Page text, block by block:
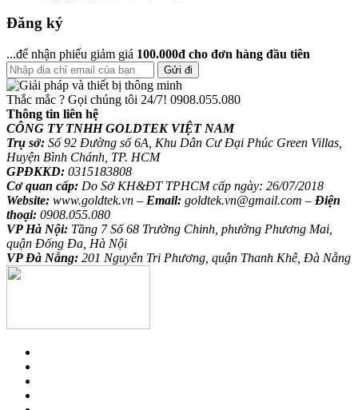
Đăng ký
...để nhận phiếu giảm giá 100.000đ cho đơn hàng đầu tiên
Gửi đi
Thắc mắc ? Gọi chúng tôi 24/7! 0908.055.080
Thông tin liên hệ
CÔNG TY TNHH GOLDTEK VIỆT NAM
Trụ sở: Số 92 Đường số 6A, Khu Dân Cư Đại Phúc Green Villas,
Huyện Bình Chánh, TP. HCM
GPĐKKD: 0315183808
Cơ quan cấp: Do Sở KH&ĐT TPHCM cấp ngày: 26/07/2018
Website: www.goldtek.vn – Email: goldtek.vn@gmail.com – Điện
thoại: 0908.055.080
VP Hà Nội: Tầng 7 Số 68 Trường Chinh, phường Phương Mai,
quận Đống Đa, Hà Nội
VP Đà Nẵng: 201 Nguyễn Tri Phương, quận Thanh Khê, Đà Nẵng